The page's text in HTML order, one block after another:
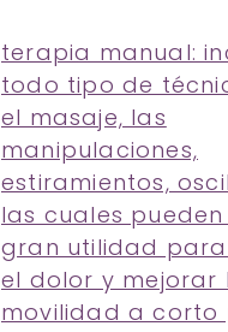
terapia manual:
todo tipo de
el masaje, las
manipulaciones,
estiramientos,
las cuales
gran utilidad para
el dolor y mejorar
movilidad a corto